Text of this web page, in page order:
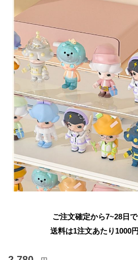
ご注文確定から7~28日
送料は1注文あたり 1000